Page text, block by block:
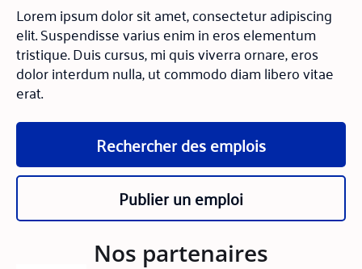
Lorem ipsum dolor sit amet, consectetur adipiscing
elit. Suspendisse varius enim in eros elementum
tristique. Duis cursus, mi quis viverra ornare, eros
dolor interdum nulla, ut commodo diam libero vitae
erat.
Rechercher des emplois
Publier un emploi
Nos partenaires